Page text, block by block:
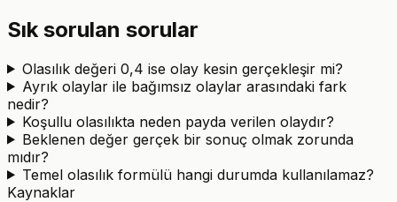
Sık sorulan sorular
Olasılık değeri 0,4 ise olay kesin gerçekleşir mi?
Ayrık olaylar ile bağımsız olaylar arasındaki fark
nedir?
Koşullu olasılıkta neden payda verilen olaydır?
Beklenen değer gerçek bir sonuç olmak zorunda
mıdır?
Temel olasılık formülü hangi durumda kullanılamaz?
Kaynaklar